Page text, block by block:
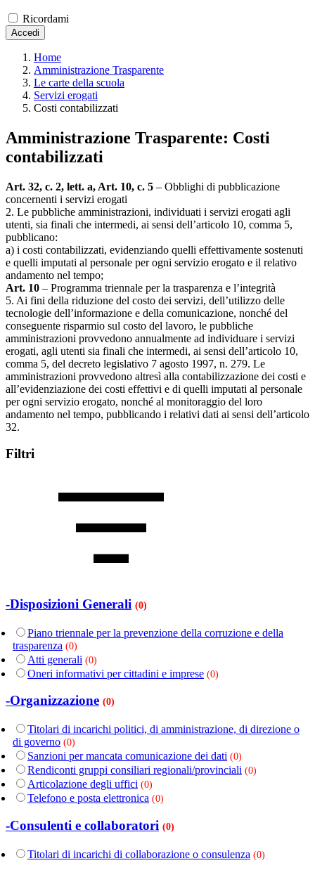
Ricordami
Accedi
Home
Amministrazione Trasparente
Le carte della scuola
Servizi erogati
Costi contabilizzati
Amministrazione Trasparente: Costi
contabilizzati
Art. 32, c. 2, lett. a, Art. 10, c. 5 – Obblighi di pubblicazione
concernenti i servizi erogati
2. Le pubbliche amministrazioni, individuati i servizi erogati agli
utenti, sia finali che intermedi, ai sensi dell’articolo 10, comma 5,
pubblicano:
a) i costi contabilizzati, evidenziando quelli effettivamente sostenuti
e quelli imputati al personale per ogni servizio erogato e il relativo
andamento nel tempo;
Art. 10 – Programma triennale per la trasparenza e l’integrità
5. Ai fini della riduzione del costo dei servizi, dell’utilizzo delle
tecnologie dell’informazione e della comunicazione, nonché del
conseguente risparmio sul costo del lavoro, le pubbliche
amministrazioni provvedono annualmente ad individuare i servizi
erogati, agli utenti sia finali che intermedi, ai sensi dell’articolo 10,
comma 5, del decreto legislativo 7 agosto 1997, n. 279. Le
amministrazioni provvedono altresì alla contabilizzazione dei costi e
all’evidenziazione dei costi effettivi e di quelli imputati al personale
per ogni servizio erogato, nonché al monitoraggio del loro
andamento nel tempo, pubblicando i relativi dati ai sensi dell’articolo
32.
Filtri
-Disposizioni Generali (0)
Piano triennale per la prevenzione della corruzione e della
trasparenza (0)
Atti generali (0)
Oneri informativi per cittadini e imprese (0)
-Organizzazione (0)
Titolari di incarichi politici, di amministrazione, di direzione o
di governo (0)
Sanzioni per mancata comunicazione dei dati (0)
Rendiconti gruppi consiliari regionali/provinciali (0)
Articolazione degli uffici (0)
Telefono e posta elettronica (0)
-Consulenti e collaboratori (0)
Titolari di incarichi di collaborazione o consulenza (0)